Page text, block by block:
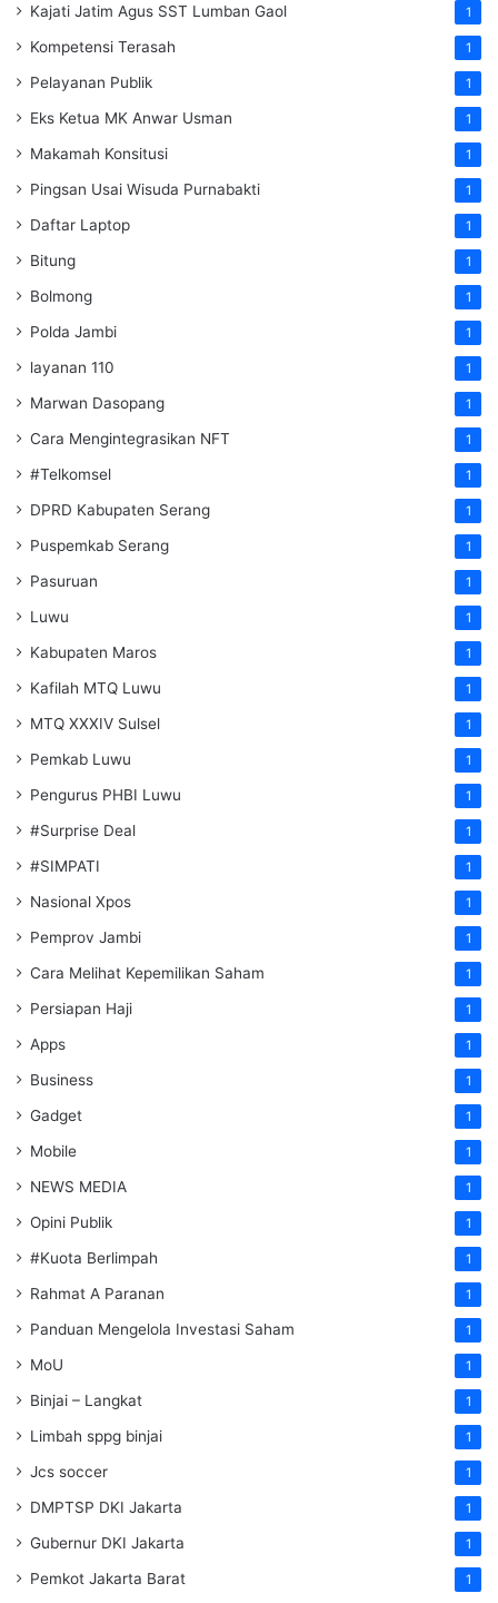
Kajati Jatim Agus SST Lumban Gaol 1
Kompetensi Terasah 1
Pelayanan Publik 1
Eks Ketua MK Anwar Usman 1
Makamah Konsitusi 1
Pingsan Usai Wisuda Purnabakti 1
Daftar Laptop 1
Bitung 1
Bolmong 1
Polda Jambi 1
layanan 110 1
Marwan Dasopang 1
Cara Mengintegrasikan NFT 1
#Telkomsel 1
DPRD Kabupaten Serang 1
Puspemkab Serang 1
Pasuruan 1
Luwu 1
Kabupaten Maros 1
Kafilah MTQ Luwu 1
MTQ XXXIV Sulsel 1
Pemkab Luwu 1
Pengurus PHBI Luwu 1
#Surprise Deal 1
#SIMPATI 1
Nasional Xpos 1
Pemprov Jambi 1
Cara Melihat Kepemilikan Saham 1
Persiapan Haji 1
Apps 1
Business 1
Gadget 1
Mobile 1
NEWS MEDIA 1
Opini Publik 1
#Kuota Berlimpah 1
Rahmat A Paranan 1
Panduan Mengelola Investasi Saham 1
MoU 1
Binjai – Langkat 1
Limbah sppg binjai 1
Jcs soccer 1
DMPTSP DKI Jakarta 1
Gubernur DKI Jakarta 1
Pemkot Jakarta Barat 1